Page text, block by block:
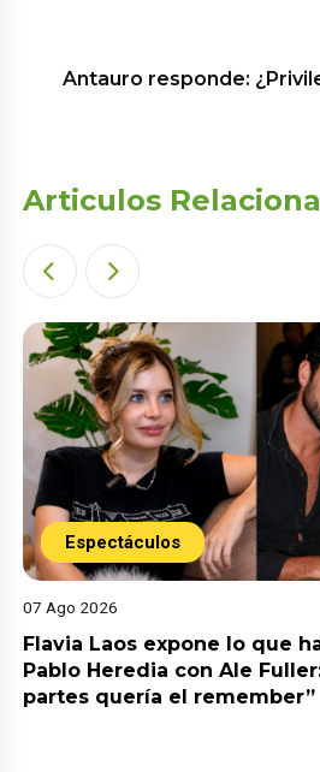
Antauro responde:
Articulos
Espectáculos
07 Ago 2026
Flavia Laos expone lo que
Pablo Heredia con Ale
partes quería el remember”